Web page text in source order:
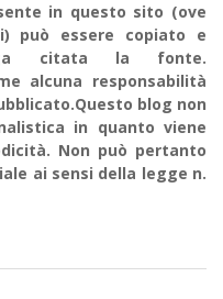
in questo sito (ove
può essere copiato e
citata la fonte.
alcuna responsabilità
blog non
in quanto viene
Non può pertanto
ai sensi della legge n.